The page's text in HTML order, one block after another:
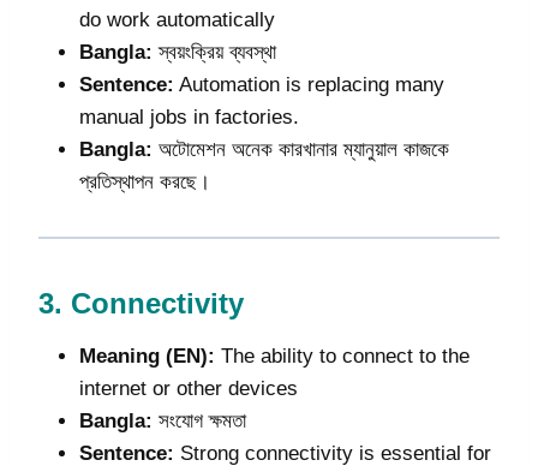
do work automatically
Bangla: স্বয়ংক্রিয় ব্যবস্থা
Sentence: Automation is replacing many
manual jobs in factories.
Bangla: অটোমেশন অনেক কারখানার ম্যানুয়াল কাজকে
প্রতিস্থাপন করছে।
3. Connectivity
Meaning (EN): The ability to connect to the
internet or other devices
Bangla: সংযোগ ক্ষমতা
Sentence: Strong connectivity is essential for